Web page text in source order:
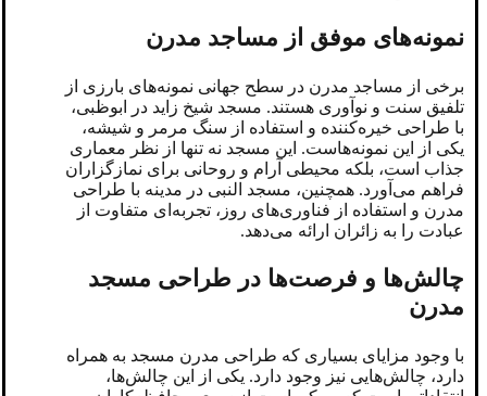
نمونه‌های موفق از مساجد مدرن
برخی از مساجد مدرن در سطح جهانی نمونه‌های بارزی از
تلفیق سنت و نوآوری هستند. مسجد شیخ زاید در ابوظبی،
با طراحی خیره‌کننده و استفاده از سنگ مرمر و شیشه،
یکی از این نمونه‌هاست. این مسجد نه تنها از نظر معماری
جذاب است، بلکه محیطی آرام و روحانی برای نمازگزاران
فراهم می‌آورد. همچنین، مسجد النبی در مدینه با طراحی
مدرن و استفاده از فناوری‌های روز، تجربه‌ای متفاوت از
عبادت را به زائران ارائه می‌دهد.
چالش‌ها و فرصت‌ها در طراحی مسجد
مدرن
با وجود مزایای بسیاری که طراحی مدرن مسجد به همراه
دارد، چالش‌هایی نیز وجود دارد. یکی از این چالش‌ها،